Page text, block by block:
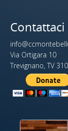
Contattaci
Via Ortigara 10
Trevignano, TV